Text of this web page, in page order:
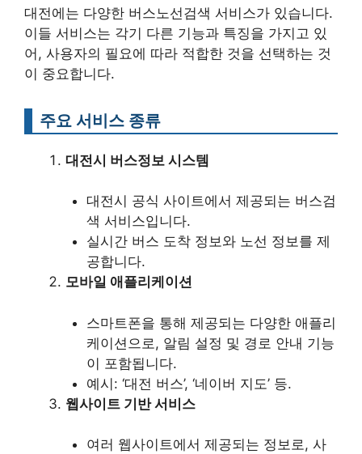
대전에는 다양한 버스노선검색 서비스가 있습니다.
이들 서비스는 각기 다른 기능과 특징을 가지고 있
어, 사용자의 필요에 따라 적합한 것을 선택하는 것
이 중요합니다.
주요 서비스 종류
대전시 버스정보 시스템
대전시 공식 사이트에서 제공되는 버스검
색 서비스입니다.
실시간 버스 도착 정보와 노선 정보를 제
공합니다.
모바일 애플리케이션
스마트폰을 통해 제공되는 다양한 애플리
케이션으로, 알림 설정 및 경로 안내 기능
이 포함됩니다.
예시: ‘대전 버스’, ‘네이버 지도’ 등.
웹사이트 기반 서비스
여러 웹사이트에서 제공되는 정보로, 사